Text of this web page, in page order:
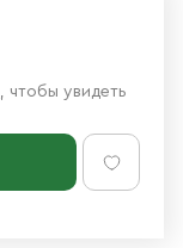
, чтобы увидеть